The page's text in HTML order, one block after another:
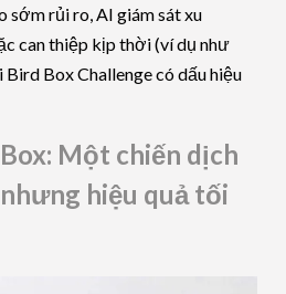
sớm rủi ro, AI giám sát xu
can thiệp kịp thời (ví dụ như
Box Challenge có dấu hiệu
Một chiến dịch
hiệu quả tối